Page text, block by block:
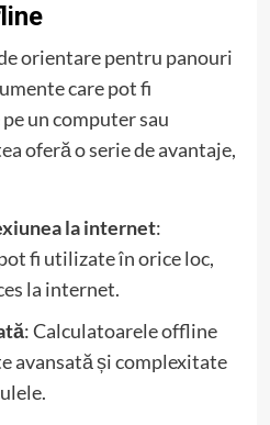
orientare pentru panouri
care pot fi
un computer sau
oferă o serie de avantaje,
la internet:
fi utilizate în orice loc,
la internet.
: Calculatoarele offline
avansată și complexitate